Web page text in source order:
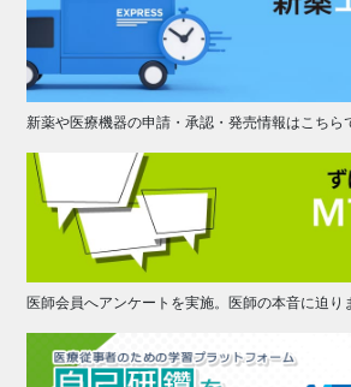
新薬や医療機器の申請・承認・発売情報はこちら
医師会員へアンケートを実施。医師の本音に迫り